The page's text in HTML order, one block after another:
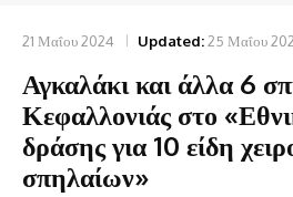
21 Μαΐου 2024 Updated:25 Μαΐου
Αγκαλάκι και άλλα 6
Κεφαλλονιάς στο
δράσης για 10 είδη
σπηλαίων»